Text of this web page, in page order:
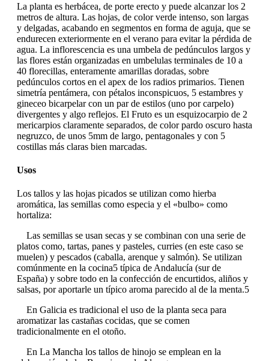
La planta es herbácea, de porte erecto y puede alcanzar los 2
metros de altura. Las hojas, de color verde intenso, son largas
y delgadas, acabando en segmentos en forma de aguja, que se
endurecen exteriormente en el verano para evitar la pérdida de
agua. La inflorescencia es una umbela de pedúnculos largos y
las flores están organizadas en umbelulas terminales de 10 a
40 florecillas, enteramente amarillas doradas, sobre
pedúnculos cortos en el apex de los radios primarios. Tienen
simetría pentámera, con pétalos inconspicuos, 5 estambres y
gineceo bicarpelar con un par de estilos (uno por carpelo)
divergentes y algo reflejos. El Fruto es un esquizocarpio de 2
mericarpios claramente separados, de color pardo oscuro hasta
negruzco, de unos 5mm de largo, pentagonales y con 5
costillas más claras bien marcadas.
Usos
Los tallos y las hojas picados se utilizan como hierba
aromática, las semillas como especia y el «bulbo» como
hortaliza:
Las semillas se usan secas y se combinan con una serie de
platos como, tartas, panes y pasteles, curries (en este caso se
muelen) y pescados (caballa, arenque y salmón). Se utilizan
comúnmente en la cocina5 típica de Andalucía (sur de
España) y sobre todo en la confección de encurtidos, aliños y
salsas, por aportarle un típico aroma parecido al de la menta.5
En Galicia es tradicional el uso de la planta seca para
aromatizar las castañas cocidas, que se comen
tradicionalmente en el otoño.
En La Mancha los tallos de hinojo se emplean en la